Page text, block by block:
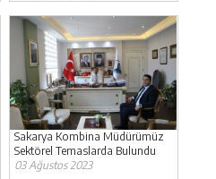
Sakarya Kombina Müdürümüz
Sektörel Temaslarda Bulundu
03 Ağustos 2023